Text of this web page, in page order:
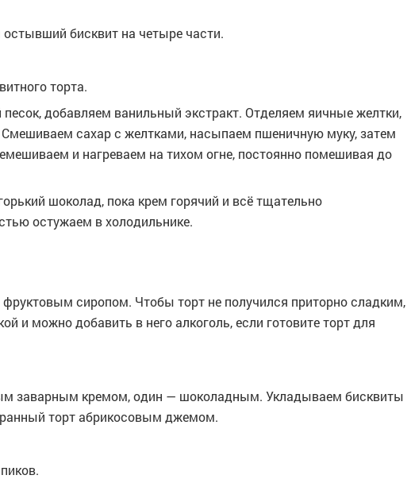
бисквит на четыре части.
торта.
добавляем ванильный экстракт. Отделяем яичные желтки,
сахар с желтками, насыпаем пшеничную муку, затем
и нагреваем на тихом огне, постоянно помешивая до
шоколад, пока крем горячий и всё тщательно
остужаем в холодильнике.
сиропом. Чтобы торт не получился приторно сладким,
и можно добавить в него алкоголь, если готовите торт для
заварным кремом, один — шоколадным. Укладываем бисквиты
торт абрикосовым джемом.